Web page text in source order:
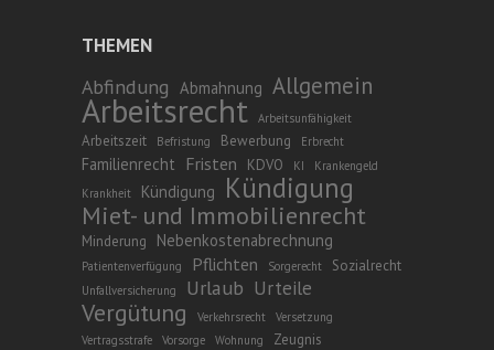
THEMEN
Abfindung Abmahnung Allgemein
Arbeitsrecht Arbeitsunfähigkeit
Arbeitszeit Befristung Bewerbung Erbrecht
Familienrecht Fristen KDVO KI
Krankengeld
Krankheit
Kündigung Kündigung
Miet- und Immobilienrecht
Minderung Nebenkostenabrechnung
Patientenverfügung Pflichten Sorgerecht Sozialrecht
Unfallversicherung Urlaub Urteile
Vergütung Verkehrsrecht
Versetzung
Vertragsstrafe
Vorsorge Wohnung
Zeugnis